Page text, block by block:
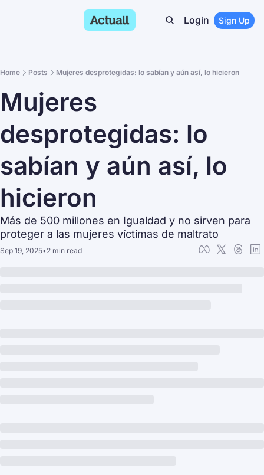
Login Sign Up
Home Posts Mujeres desprotegidas: lo sabían y aún así, lo hicieron
Mujeres
desprotegidas: lo
sabían y aún así, lo
hicieron
Más de 500 millones en Igualdad y no sirven para
proteger a las mujeres víctimas de maltrato
Sep 19, 2025•2 min read